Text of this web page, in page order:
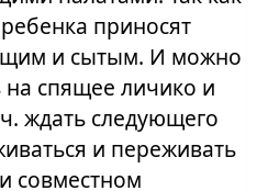
приносят
и сытым. И можно
на спящее личико и
ждать следующего
и переживать
совместном